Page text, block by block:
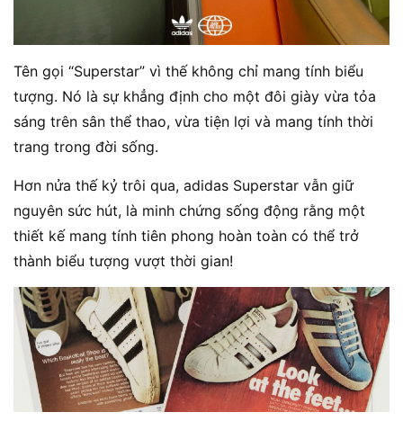
Tên gọi “Superstar” vì thế không chỉ mang tính biểu
tượng. Nó là sự khẳng định cho một đôi giày vừa tỏa
sáng trên sân thể thao, vừa tiện lợi và mang tính thời
trang trong đời sống.
Hơn nửa thế kỷ trôi qua, adidas Superstar vẫn giữ
nguyên sức hút, là minh chứng sống động rằng một
thiết kế mang tính tiên phong hoàn toàn có thể trở
thành biểu tượng vượt thời gian!